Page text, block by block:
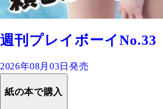
週刊プレイボーイNo.33
2026年08月03日発売
紙の本で購入